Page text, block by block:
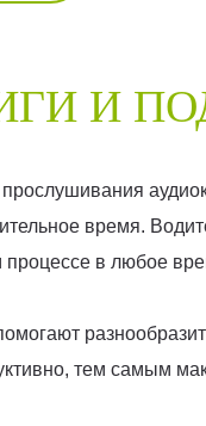
И
время.
процессе в любое
тем самым